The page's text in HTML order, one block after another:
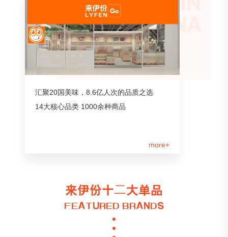
汇聚20国美味，8.6亿人次的品质之选
14大核心品类 1000余种商品
more+
来伊份十二大单品
FEATURED BRANDS